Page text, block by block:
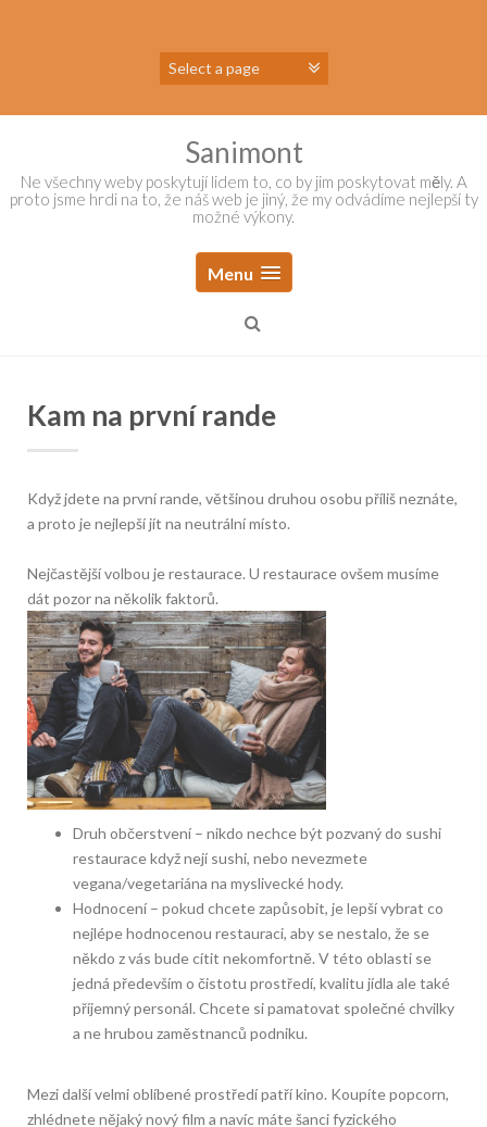
Sanimont
Ne všechny weby poskytují lidem to, co by jim poskytovat měly. A
proto jsme hrdi na to, že náš web je jiný, že my odvádíme nejlepší ty
možné výkony.
Menu
Kam na první rande
Když jdete na první rande, většinou druhou osobu příliš neznáte,
a proto je nejlepší jít na neutrální místo.
Nejčastější volbou je restaurace. U restaurace ovšem musíme
dát pozor na několik faktorů.
Druh občerstvení – nikdo nechce být pozvaný do sushi
restaurace když nejí sushi, nebo nevezmete
vegana/vegetariána na myslivecké hody.
Hodnocení – pokud chcete zapůsobit, je lepší vybrat co
nejlépe hodnocenou restauraci, aby se nestalo, že se
někdo z vás bude cítit nekomfortně. V této oblasti se
jedná především o čistotu prostředí, kvalitu jídla ale také
příjemný personál. Chcete si pamatovat společné chvilky
a ne hrubou zaměstnanců podniku.
Mezi další velmi oblíbené prostředí patří kino. Koupíte popcorn,
zhlédnete nějaký nový film a navíc máte šanci fyzického